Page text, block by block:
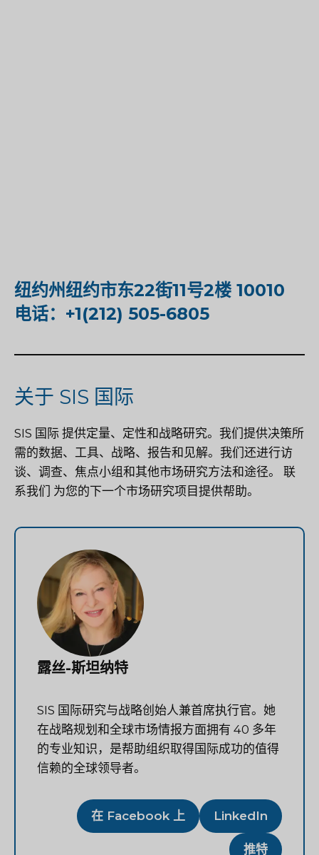
纽约州纽约市东22街11号2楼 10010
电话：+1(212) 505-6805
关于 SIS 国际
SIS 国际 提供定量、定性和战略研究。我们提供决策所
需的数据、工具、战略、报告和见解。我们还进行访
谈、调查、焦点小组和其他市场研究方法和途径。
联
系我们 为您的下一个市场研究项目提供帮助。
露丝-斯坦纳特
SIS 国际研究与战略创始人兼首席执行官。她
在战略规划和全球市场情报方面拥有 40 多年
的专业知识，是帮助组织取得国际成功的值得
信赖的全球领导者。
在 Facebook 上 LinkedIn
推特